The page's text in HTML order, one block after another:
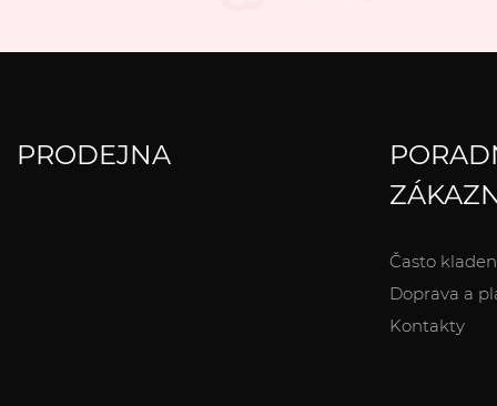
PRODEJNA
Často
Doprava a
Kontakty